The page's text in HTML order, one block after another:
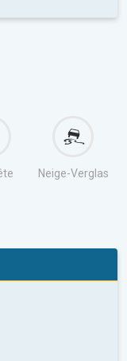
Neige-Verglas